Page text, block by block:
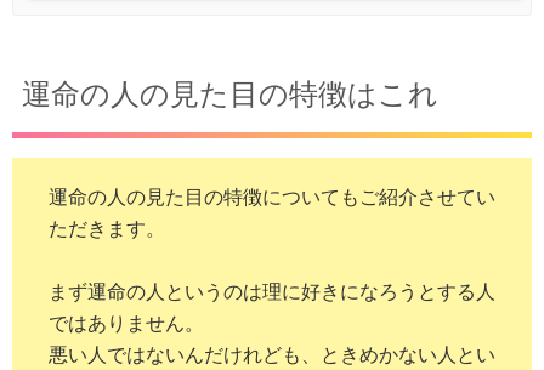
運命の人の見た目の特徴はこれ
運命の人の見た目の特徴についてもご紹介させてい
ただきます。
まず運命の人というのは理に好きになろうとする人
ではありません。
悪い人ではないんだけれども、ときめかない人とい